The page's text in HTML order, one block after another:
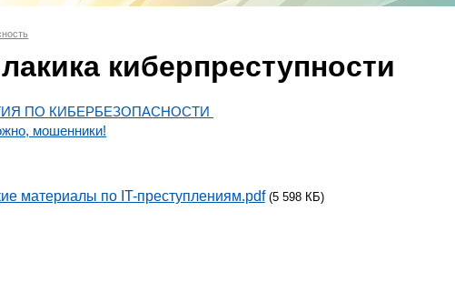
киберпреступности
ПО КИБЕРБЕЗОПАСНОСТИ
мошенники!
материалы по IT-преступлениям.pdf (5 598 КБ)